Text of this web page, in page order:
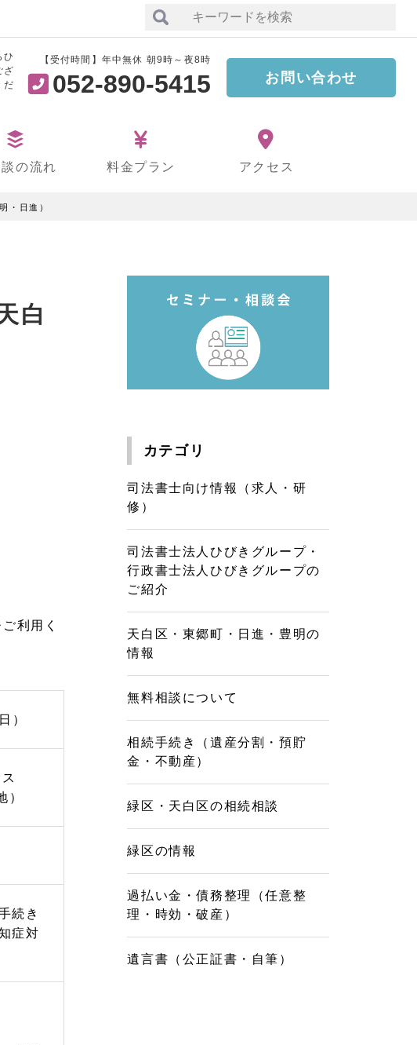
ひ
ざ
だ
【受付時間】年中無休 朝9時～夜8時
052-890-5415 お問い合わせ
の流れ 料金プラン アクセス
・日進）
白
利用く
）
）
続き
症対
カテゴリ
司法書士向け情報（求人・研
修）
司法書士法人ひびきグループ・
行政書士法人ひびきグループの
ご紹介
天白区・東郷町・日進・豊明の
情報
無料相談について
相続手続き（遺産分割・預貯
金・不動産）
緑区・天白区の相続相談
緑区の情報
過払い金・債務整理（任意整
理・時効・破産）
遺言書（公正証書・自筆）